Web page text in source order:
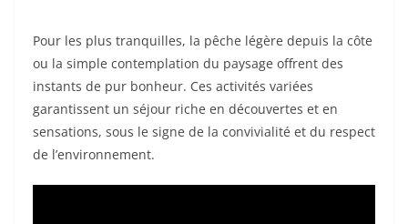
Pour les plus tranquilles, la pêche légère depuis la côte
ou la simple contemplation du paysage offrent des
instants de pur bonheur. Ces activités variées
garantissent un séjour riche en découvertes et en
sensations, sous le signe de la convivialité et du respect
de l’environnement.